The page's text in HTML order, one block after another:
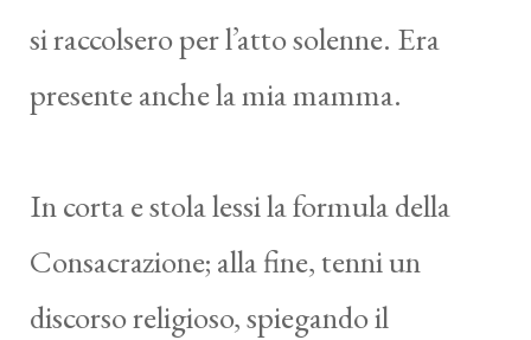
si raccolsero per l’atto solenne. Era
presente anche la mia mamma.
In corta e stola lessi la formula della
Consacrazione; alla fine, tenni un
discorso religioso, spiegando il